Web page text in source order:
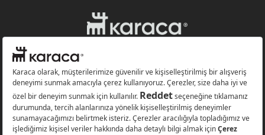
Websitesinde kullanılan bazı görseller yapay zekâ (AI) ile üretilmiştir.